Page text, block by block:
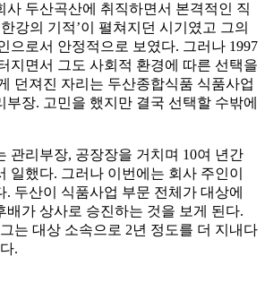
사 두산곡산에 취직하면서 본격적인 직
강의 기적’이 펼쳐지던 시기였고 그의
으로서 안정적으로 보였다. 그러나 1997
지면서 그도 사회적 환경에 따른 선택을
던져진 자리는 두산종합식품 식품사업
부장. 고민을 했지만 결국 선택할 수밖에
관리부장, 공장장을 거치며 10여 년간
일했다. 그러나 이번에는 회사 주인이
. 두산이 식품사업 부문 전체가 대상에
배가 상사로 승진하는 것을 보게 된다.
는 대상 소속으로 2년 정도를 더 지내다
.